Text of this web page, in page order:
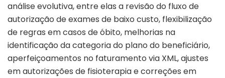
análise evolutiva, entre elas a revisão do fluxo de
autorização de exames de baixo custo, flexibilização
de regras em casos de óbito, melhorias na
identificação da categoria do plano do beneficiário,
aperfeiçoamentos no faturamento via XML, ajustes
em autorizações de fisioterapia e correções em